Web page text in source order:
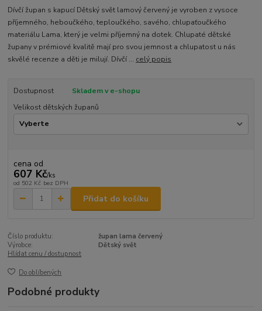
Dívčí župan s kapucí Dětský svět lamový červený je vyroben z vysoce
příjemného, heboučkého, teploučkého, savého, chlupaťoučkého
materiálu Lama, který je velmi příjemný na dotek. Chlupaté dětské
župany v prémiové kvalitě mají pro svou jemnost a chlupatost u nás
skvělé recenze a děti je milují. Dívčí ... celý popis
Dostupnost
Skladem v e-shopu
Velikost dětských županů
cena od
607 Kč/ks
od 502 Kč bez DPH
Přidat do košíku
Číslo produktu:
župan lama červený
Výrobce:
Dětský svět
Hlídat cenu / dostupnost
Do oblíbených
Podobné produkty